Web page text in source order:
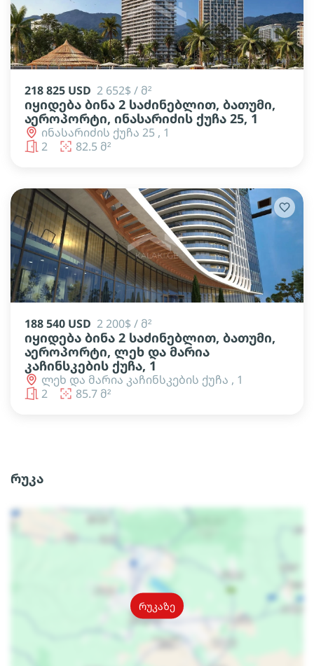
218 825 USD 2 652$ / მ²
იყიდება ბინა 2 საძინებლით, ბათუმი,
აეროპორტი, ინასარიძის ქუჩა 25, 1
ინასარიძის ქუჩა 25 , 1
2
82.5 მ²
188 540 USD 2 200$ / მ²
იყიდება ბინა 2 საძინებლით, ბათუმი,
აეროპორტი, ლეხ და მარია
კაჩინსკების ქუჩა, 1
ლეხ და მარია კაჩინსკების ქუჩა , 1
2
85.7 მ²
რუკა
რუკაზე